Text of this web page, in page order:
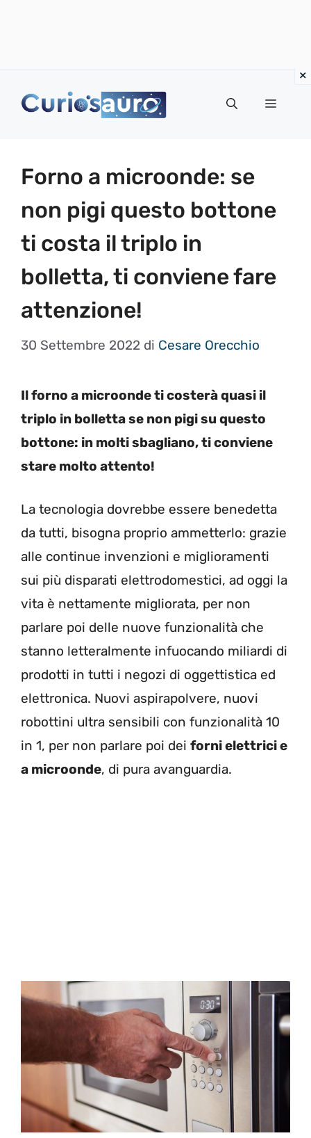
Menu
Forno a microonde: se
non pigi questo bottone
ti costa il triplo in
bolletta, ti conviene fare
attenzione!
30 Settembre 2022 di Cesare Orecchio
Il forno a microonde ti costerà quasi il
triplo in bolletta se non pigi su questo
bottone: in molti sbagliano, ti conviene
stare molto attento!
La tecnologia dovrebbe essere benedetta
da tutti, bisogna proprio ammetterlo: grazie
alle continue invenzioni e miglioramenti
sui più disparati elettrodomestici, ad oggi la
vita è nettamente migliorata, per non
parlare poi delle nuove funzionalità che
stanno letteralmente infuocando miliardi di
prodotti in tutti i negozi di oggettistica ed
elettronica. Nuovi aspirapolvere, nuovi
robottini ultra sensibili con funzionalità 10
in 1, per non parlare poi dei forni elettrici e
a microonde, di pura avanguardia.